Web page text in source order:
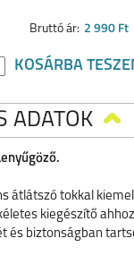
Bruttó ár: 2 990 Ft
KOSÁRBA
ADATOK
átlátszó tokkal
kiegészítő
és biztonságban